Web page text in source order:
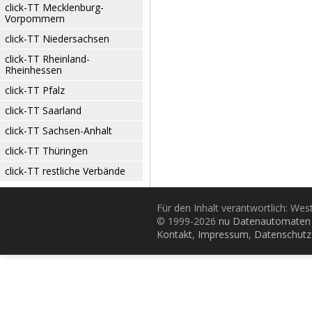
click-TT Mecklenburg-
Vorpommern
click-TT Niedersachsen
click-TT Rheinland-
Rheinhessen
click-TT Pfalz
click-TT Saarland
click-TT Sachsen-Anhalt
click-TT Thüringen
click-TT restliche Verbände
Für den Inhalt verantwortlich:
© 1999-2026 nu
Kontakt, Impressum, Datenschutz